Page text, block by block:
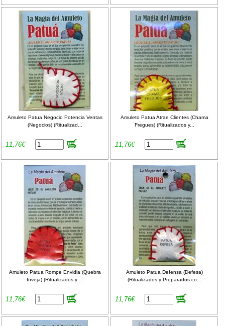
Amuleto Patua Negocio Potencia Ventas
(Negocios) (Ritualizad...
11,76€
Amuleto Patua Atrae Clientes (Chama
Fregues) (Ritualizados y...
11,76€
Amuleto Patua Rompe Envidia (Quebra
Inveja) (Ritualizados y ...
11,76€
Amuleto Patua Defensa (Defesa)
(Ritualizados y Preparados co...
11,76€